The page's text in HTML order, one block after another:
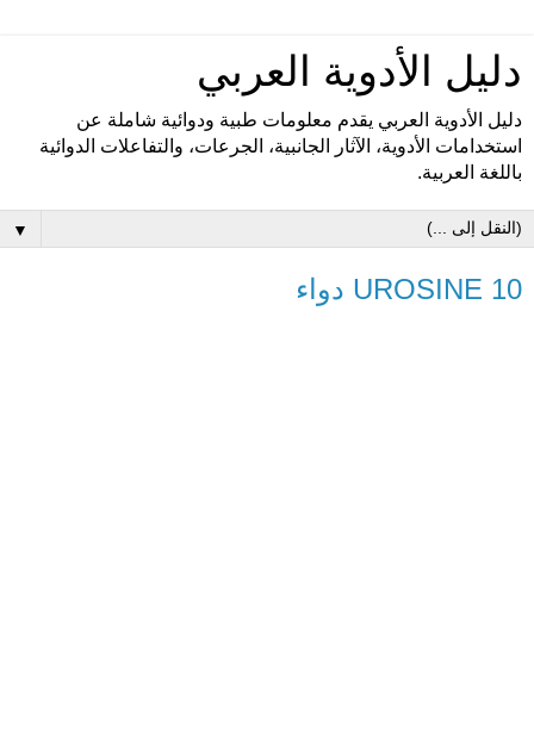
دليل الأدوية العربي
دليل الأدوية العربي يقدم معلومات طبية ودوائية شاملة عن
استخدامات الأدوية، الآثار الجانبية، الجرعات، والتفاعلات الدوائية
باللغة العربية.
▼
UROSINE 10 دواء